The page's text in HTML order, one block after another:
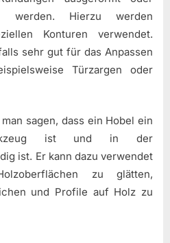
werden. Hierzu werden
Konturen verwendet.
sehr gut für das Anpassen
Türzargen oder
sagen, dass ein Hobel ein
ist und in der
ist. Er kann dazu verwendet
zu glätten,
und Profile auf Holz zu